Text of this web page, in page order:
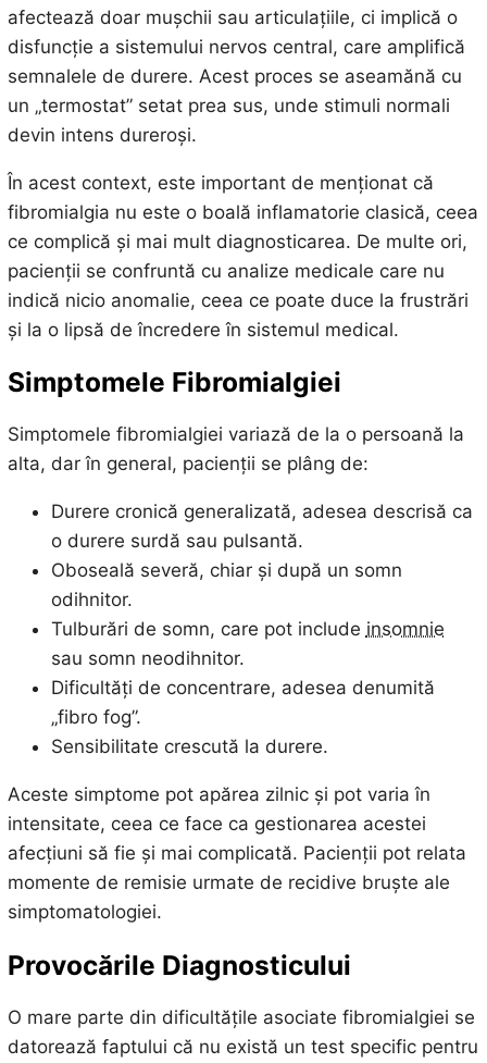
afectează doar mușchii sau articulațiile, ci implică o
disfuncție a sistemului nervos central, care amplifică
semnalele de durere. Acest proces se aseamănă cu
un „termostat” setat prea sus, unde stimuli normali
devin intens dureroși.
În acest context, este important de menționat că
fibromialgia nu este o boală inflamatorie clasică, ceea
ce complică și mai mult diagnosticarea. De multe ori,
pacienții se confruntă cu analize medicale care nu
indică nicio anomalie, ceea ce poate duce la frustrări
și la o lipsă de încredere în sistemul medical.
Simptomele Fibromialgiei
Simptomele fibromialgiei variază de la o persoană la
alta, dar în general, pacienții se plâng de:
Durere cronică generalizată, adesea descrisă ca
o durere surdă sau pulsantă.
Oboseală severă, chiar și după un somn
odihnitor.
Tulburări de somn, care pot include insomnie
sau somn neodihnitor.
Dificultăți de concentrare, adesea denumită
„fibro fog”.
Sensibilitate crescută la durere.
Aceste simptome pot apărea zilnic și pot varia în
intensitate, ceea ce face ca gestionarea acestei
afecțiuni să fie și mai complicată. Pacienții pot relata
momente de remisie urmate de recidive bruște ale
simptomatologiei.
Provocările Diagnosticului
O mare parte din dificultățile asociate fibromialgiei se
datorează faptului că nu există un test specific pentru